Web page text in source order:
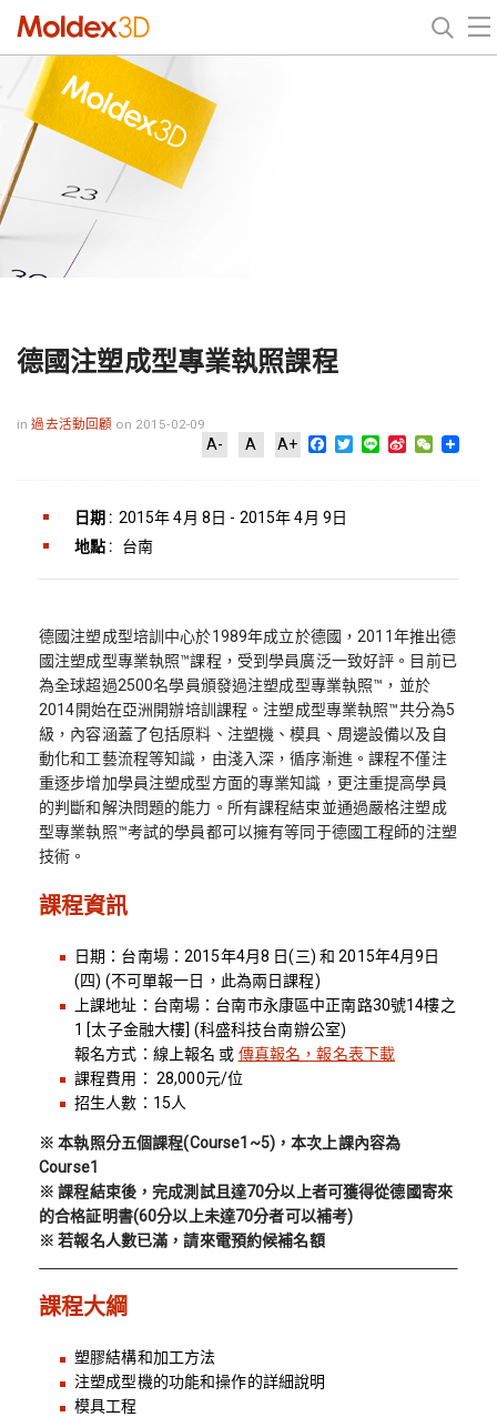
德國注塑成型專業執照課程
in過去活動回顧 on 2015-02-09
A- A A+ Facebook
Twitter
Line Sina WeChat
日期 : 2015年 4月 8日 - 2015年 4月 9日
地點 :
台南
德國注塑成型培訓中心於1989年成立於德國，2011年推出德
國注塑成型專業執照™課程，受到學員廣泛一致好評。目前已
為全球超過2500名學員頒發過注塑成型專業執照™，並於
2014開始在亞洲開辦培訓課程。注塑成型專業執照™共分為5
級，內容涵蓋了包括原料、注塑機、模具、周邊設備以及自
動化和工藝流程等知識，由淺入深，循序漸進。課程不僅注
重逐步增加學員注塑成型方面的專業知識，更注重提高學員
的判斷和解決問題的能力。所有課程結束並通過嚴格注塑成
型專業執照™考試的學員都可以擁有等同于德國工程師的注塑
技術。
課程資訊
日期：台南場：2015年4月8 日(三) 和 2015年4月9日
(四) (不可單報一日，此為兩日課程)
上課地址：台南場：台南市永康區中正南路30號14樓之
1 [太子金融大樓] (科盛科技台南辦公室)
報名方式：線上報名 或 傳真報名，報名表下載
課程費用： 28,000元/位
招生人數：15人
※ 本執照分五個課程(Course1~5)，本次上課內容為
Course1
※ 課程結束後，完成測試且達70分以上者可獲得從德國寄來
的合格証明書(60分以上未達70分者可以補考)
※ 若報名人數已滿，請來電預約候補名額
課程大綱
塑膠結構和加工方法
注塑成型機的功能和操作的詳細說明
模具工程